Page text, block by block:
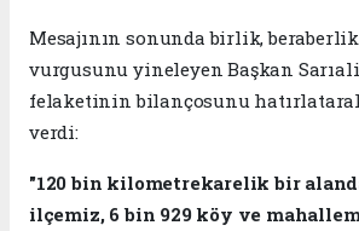
Mesajının sonunda birlik,
vurgusunu yineleyen Başkan
felaketinin bilançosunu
verdi:
"120 bin kilometrekarelik bir
ilçemiz, 6 bin 929 köy ve